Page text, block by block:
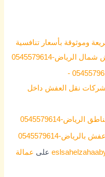
وموثوقة بأسعار تنافسية
الرياض-0545579614
ارخص شركة نقل عفش بالرياض-0545579614 -
نقل العفش داخل
0545579614
0545579614
على عمالة